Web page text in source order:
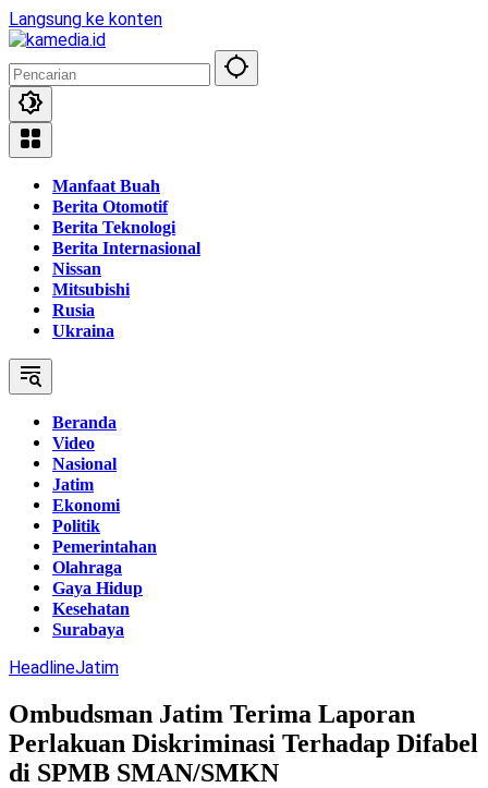
Langsung ke konten
Manfaat Buah
Berita Otomotif
Berita Teknologi
Berita Internasional
Nissan
Mitsubishi
Rusia
Ukraina
Beranda
Video
Nasional
Jatim
Ekonomi
Politik
Pemerintahan
Olahraga
Gaya Hidup
Kesehatan
Surabaya
HeadlineJatim
Ombudsman Jatim Terima Laporan
Perlakuan Diskriminasi Terhadap Difabel
di SPMB SMAN/SMKN